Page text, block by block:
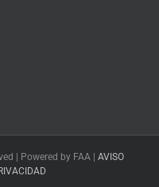
| Powered by FAA | AVISO